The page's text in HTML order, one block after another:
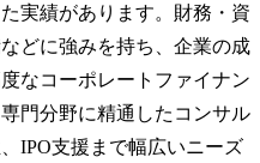
実績があります。財務・資
どに強みを持ち、企業の成
なコーポレートファイナン
門分野に精通したコンサル
IPO支援まで幅広いニーズ